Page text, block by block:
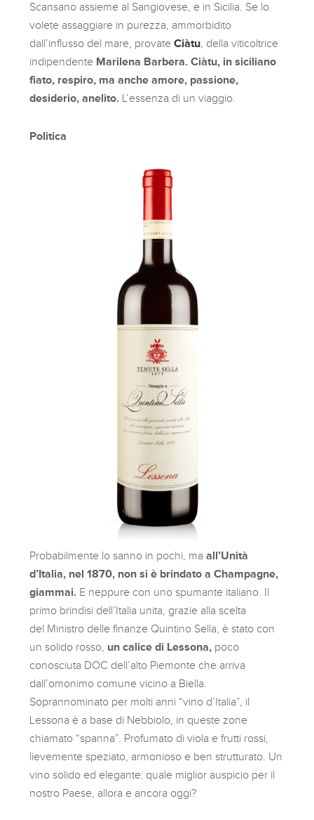
Scansano assieme al Sangiovese, e in Sicilia. Se lo
volete assaggiare in purezza, ammorbidito
dall’influsso del mare, provateCiàtu , della viticoltrice
indipendente Marilena Barbera. Ciàtu, in siciliano
fiato, respiro, ma anche amore, passione,
desiderio, anelito. L’essenza di un viaggio.
Politica
Probabilmente lo sanno in pochi, maall’Unità
d’Italia, nel 1870, non si è brindato a Champagne,
giammai. E neppure con uno spumante italiano. Il
primo brindisi dell’Italia unita, grazie alla scelta
del Ministro delle finanze Quintino Sella, è stato con
un solido rosso, un calice di Lessona, poco
conosciuta DOC dell’alto Piemonte che arriva
dall’omonimo comune vicino a Biella.
Soprannominato per molti anni “vino d’Italia”, il
Lessona è a base di Nebbiolo, in queste zone
chiamato “spanna”. Profumato di viola e frutti rossi,
lievemente speziato, armonioso e ben strutturato. Un
vino solido ed elegante: quale miglior auspicio per il
nostro Paese, allora e ancora oggi?